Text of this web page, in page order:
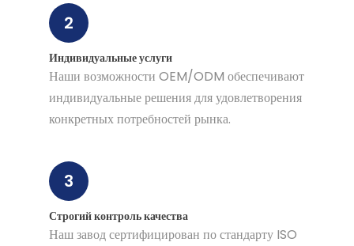
2
Индивидуальные услуги
Наши возможности OEM/ODM обеспечивают
индивидуальные решения для удовлетворения
конкретных потребностей рынка.
3
Строгий контроль качества
Наш завод сертифицирован по стандарту ISO